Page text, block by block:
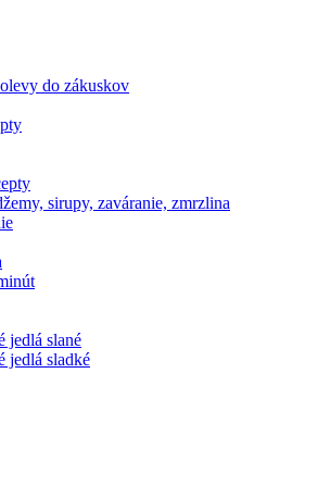
do zákuskov
sirupy, zaváranie, zmrzlina
jedlá slané
jedlá sladké